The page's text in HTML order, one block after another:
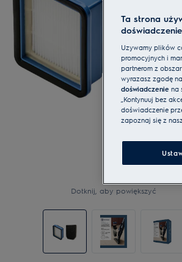
Dotknij, aby powiększyć
Ta strona
Używamy plików
promocyjnych i
partnerom z
wyrażasz zgodę
doświadczenie na
„Kontynuuj bez
doświadczenie
zapoznaj się z